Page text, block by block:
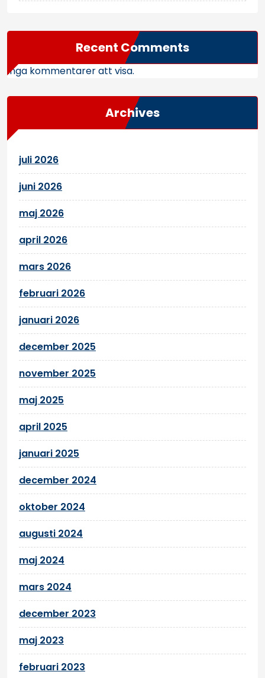
Recent Comments
Inga kommentarer att visa.
Archives
juli 2026
juni 2026
maj 2026
april 2026
mars 2026
februari 2026
januari 2026
december 2025
november 2025
maj 2025
april 2025
januari 2025
december 2024
oktober 2024
augusti 2024
maj 2024
mars 2024
december 2023
maj 2023
februari 2023